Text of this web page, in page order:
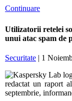
Continuare
Utilizatorii retelei
unui atac spam de
Securitate | 1
redactat un raport
septembrie,